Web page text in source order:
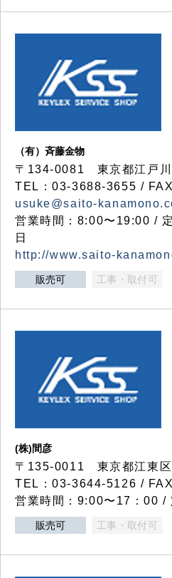
（有）斉藤金物
〒134-0081 東京都江戸
TEL：03-3688-3655 /
usuke@saito-
営業時間：8:00〜19:00 /
日
http://www.saito-
販売可 工事・取付可
(株)間彦
〒135-0011 東京都江東
TEL：03-3644-5126 /
営業時間：9:00〜17：00 /
販売可 工事・取付可